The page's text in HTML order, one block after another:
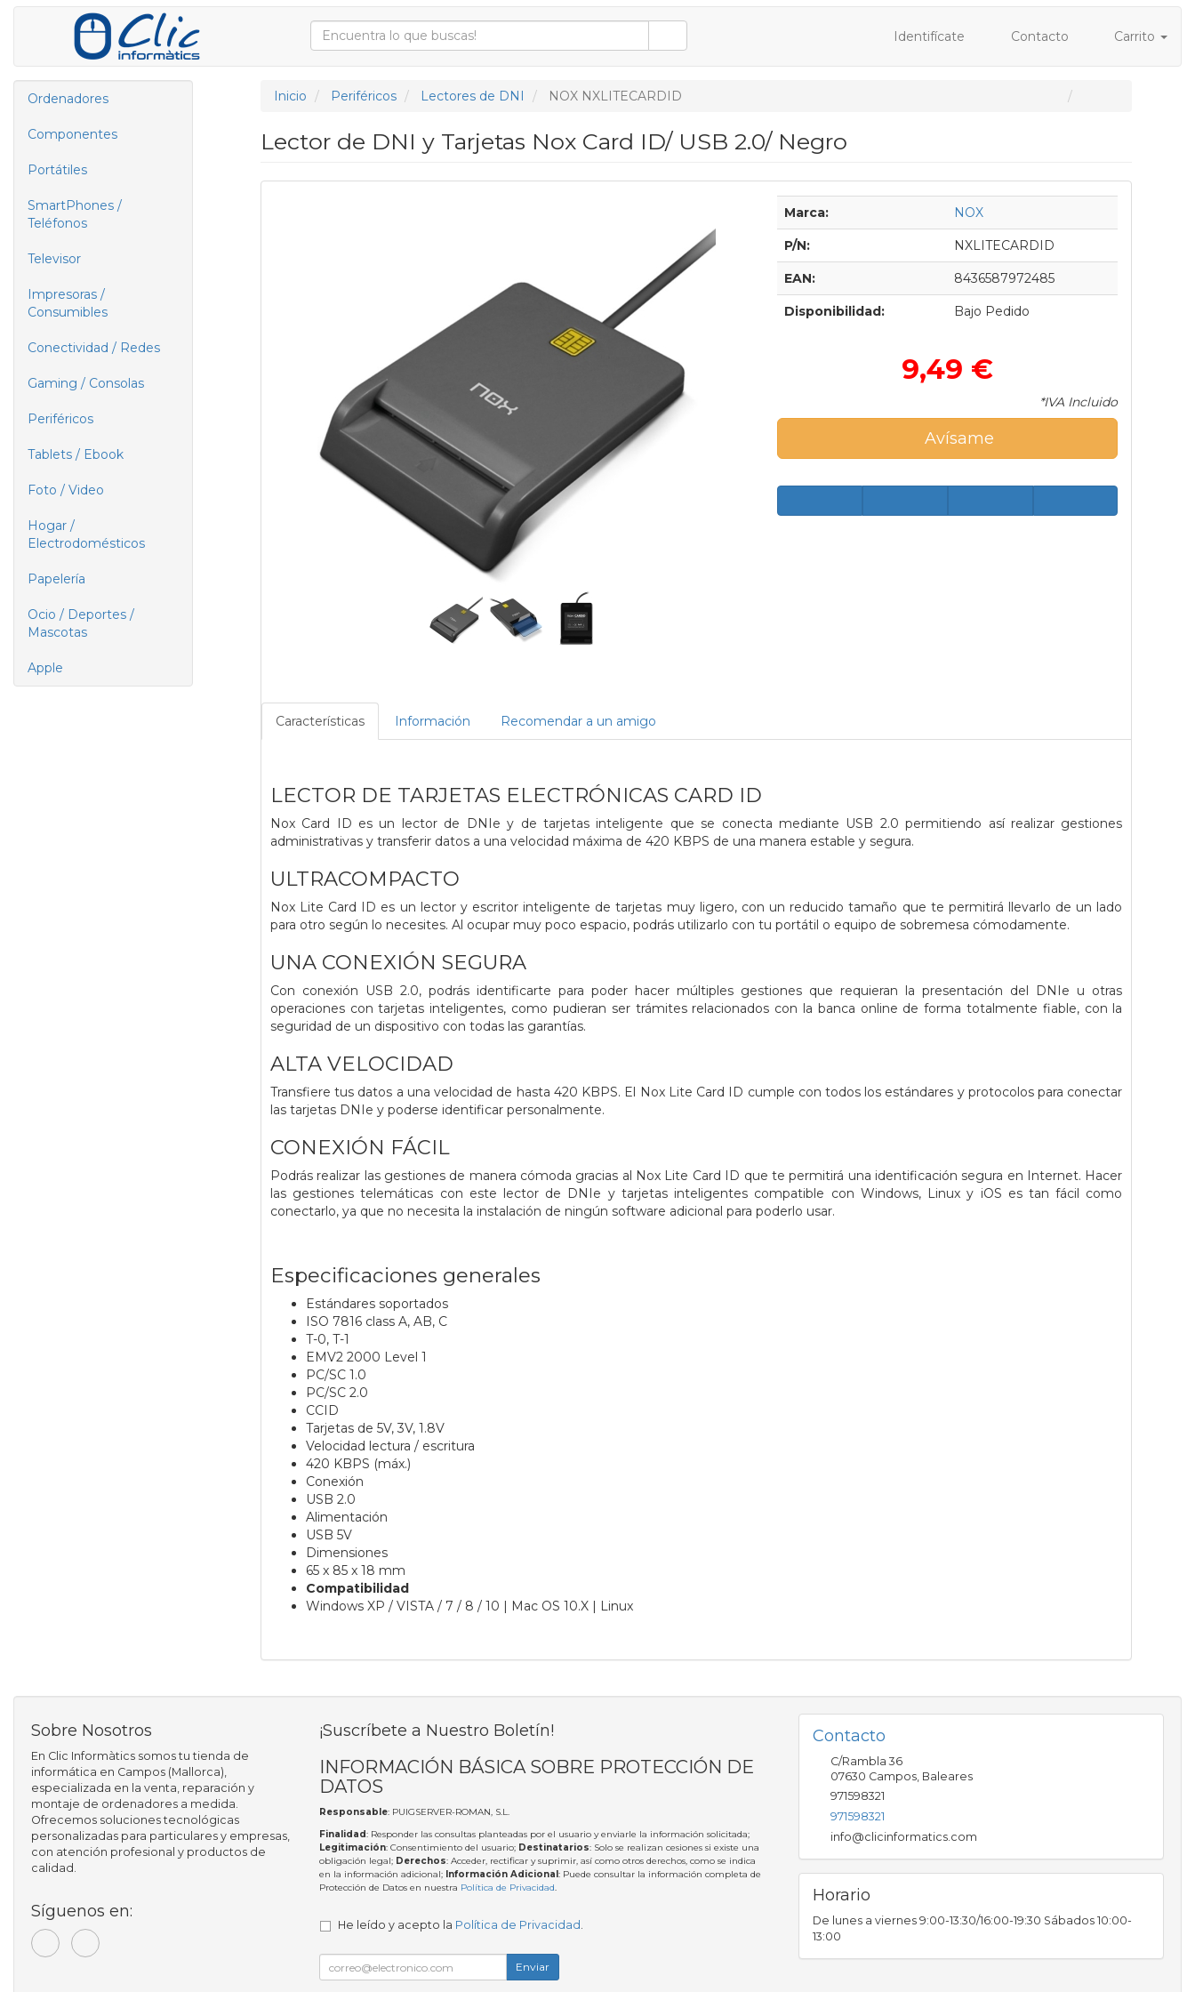
Identifícate Contacto Carrito
Ordenadores
Componentes
Portátiles
SmartPhones /
Teléfonos
Televisor
Impresoras /
Consumibles
Conectividad / Redes
Gaming / Consolas
Periféricos
Tablets / Ebook
Foto / Video
Hogar /
Electrodomésticos
Papelería
Ocio / Deportes /
Mascotas
Apple
Inicio Periféricos Lectores de DNI NOX NXLITECARDID
Lector de DNI y Tarjetas Nox Card ID/ USB 2.0/ Negro
Marca: NOX
P/N: NXLITECARDID
EAN: 8436587972485
Disponibilidad: Bajo Pedido
9,49 €
*IVA Incluido
Avísame
Características Información Recomendar a un amigo
LECTOR DE TARJETAS ELECTRÓNICAS CARD ID
Nox Card ID es un lector de DNIe y de tarjetas inteligente que se conecta mediante USB 2.0 permitiendo así realizar gestiones
administrativas y transferir datos a una velocidad máxima de 420 KBPS de una manera estable y segura.
ULTRACOMPACTO
Nox Lite Card ID es un lector y escritor inteligente de tarjetas muy ligero, con un reducido tamaño que te permitirá llevarlo de un lado
para otro según lo necesites. Al ocupar muy poco espacio, podrás utilizarlo con tu portátil o equipo de sobremesa cómodamente.
UNA CONEXIÓN SEGURA
Con conexión USB 2.0, podrás identificarte para poder hacer múltiples gestiones que requieran la presentación del DNIe u otras
operaciones con tarjetas inteligentes, como pudieran ser trámites relacionados con la banca online de forma totalmente fiable, con la
seguridad de un dispositivo con todas las garantías.
ALTA VELOCIDAD
Transfiere tus datos a una velocidad de hasta 420 KBPS. El Nox Lite Card ID cumple con todos los estándares y protocolos para conectar
las tarjetas DNIe y poderse identificar personalmente.
CONEXIÓN FÁCIL
Podrás realizar las gestiones de manera cómoda gracias al Nox Lite Card ID que te permitirá una identificación segura en Internet. Hacer
las gestiones telemáticas con este lector de DNIe y tarjetas inteligentes compatible con Windows, Linux y iOS es tan fácil como
conectarlo, ya que no necesita la instalación de ningún software adicional para poderlo usar.
Especificaciones generales
Estándares soportados
ISO 7816 class A, AB, C
T-0, T-1
EMV2 2000 Level 1
PC/SC 1.0
PC/SC 2.0
CCID
Tarjetas de 5V, 3V, 1.8V
Velocidad lectura / escritura
420 KBPS (máx.)
Conexión
USB 2.0
Alimentación
USB 5V
Dimensiones
65 x 85 x 18 mm
Compatibilidad
Windows XP / VISTA / 7 / 8 / 10 | Mac OS 10.X | Linux
Sobre Nosotros
En Clic Informàtics somos tu tienda de
informática en Campos (Mallorca),
especializada en la venta, reparación y
montaje de ordenadores a medida.
Ofrecemos soluciones tecnológicas
personalizadas para particulares y empresas,
con atención profesional y productos de
calidad.
Síguenos en:
¡Suscríbete a Nuestro Boletín!
INFORMACIÓN BÁSICA SOBRE PROTECCIÓN DE
DATOS
Responsable: PUIGSERVER-ROMAN, S.L.
Finalidad: Responder las consultas planteadas por el usuario y enviarle la información solicitada;
Legitimación: Consentimiento del usuario; Destinatarios: Solo se realizan cesiones si existe una
obligación legal; Derechos: Acceder, rectificar y suprimir, así como otros derechos, como se indica
en la información adicional; Información Adicional : Puede consultar la información completa de
Protección de Datos en nuestra Política de Privacidad.
He leído y acepto la Política de Privacidad .
Enviar
Contacto
C/Rambla 36
07630 Campos, Baleares
971598321
971598321
info@clicinformatics.com
Horario
De lunes a viernes 9:00-13:30/16:00-19:30 Sábados 10:00-
13:00